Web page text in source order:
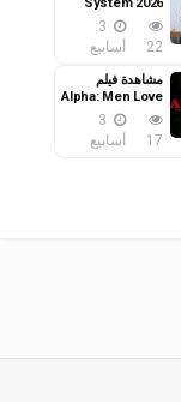
مترجم
22
3
أسابيع
مشاهدة فيلم
Alpha: Men Love
Vengeance
2026 مترجم
17
3
أسابيع